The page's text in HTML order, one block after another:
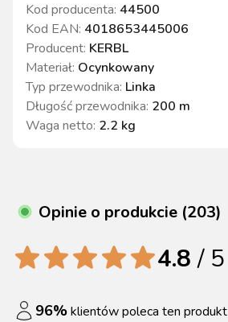
Kod producenta: 44500
Kod EAN: 4018653445006
Producent: KERBL
Materiał: Ocynkowany
Typ przewodnika: Linka
Długość przewodnika: 200 m
Waga netto: 2.2 kg
Opinie o produkcie (203)
4.8/ 5
96%klientów poleca ten produkt